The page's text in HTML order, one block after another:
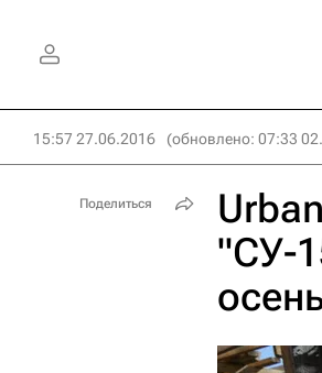
15:57 27.06.2016 (обновлено: 07:33
"СУ-
Поделиться